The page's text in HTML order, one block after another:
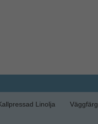
Linolja Väggfärg